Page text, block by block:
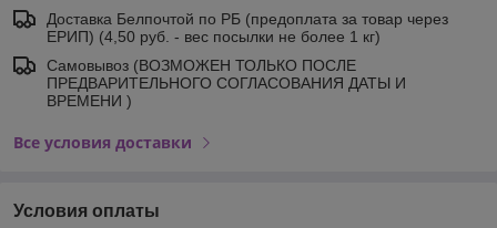
Доставка Белпочтой по РБ (предоплата за товар через
ЕРИП) (4,50 руб. - вес посылки не более 1 кг)
Самовывоз (ВОЗМОЖЕН ТОЛЬКО ПОСЛЕ
ПРЕДВАРИТЕЛЬНОГО СОГЛАСОВАНИЯ ДАТЫ И
ВРЕМЕНИ )
Все условия доставки
Условия оплаты